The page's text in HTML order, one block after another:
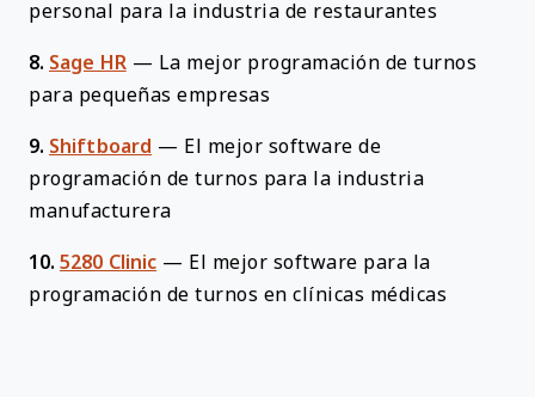
personal para la industria de restaurantes
8. Sage HR — La mejor programación de turnos
para pequeñas empresas
9. Shiftboard — El mejor software de
programación de turnos para la industria
manufacturera
10. 5280 Clinic — El mejor software para la
programación de turnos en clínicas médicas